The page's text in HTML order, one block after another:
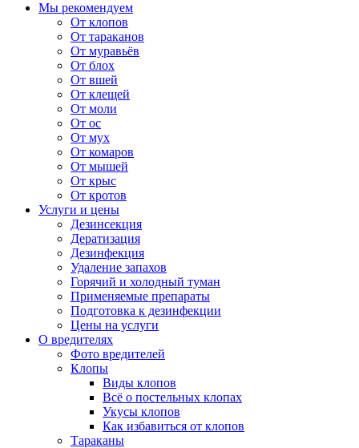
Мы рекомендуем
От клопов
От тараканов
От муравьёв
От блох
От вшей
От клещей
От моли
От ос
От мух
От комаров
От мышей
От крыс
От кротов
Услуги и цены
Дезинсекция
Дератизация
Дезинфекция
Удаление запахов
Горячий и холодный туман
Применяемые препараты
Подготовка к дезинфекции
Цены на услуги
О вредителях
Фото вредителей
Клопы
Виды клопов
Всё о постельных клопах
Укусы клопов
Как избавиться от клопов
Тараканы